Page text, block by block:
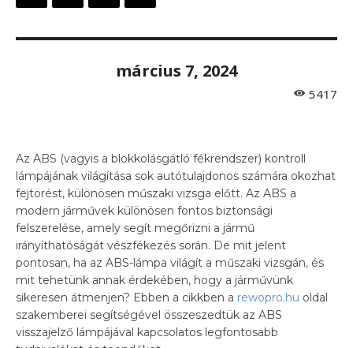
március 7, 2024
5417
Az ABS (vagyis a blokkolásgátló fékrendszer) kontroll
lámpájának világítása sok autótulajdonos számára okozhat
fejtörést, különösen műszaki vizsga előtt. Az ABS a
modern járművek különösen fontos biztonsági
felszerelése, amely segít megőrizni a jármű
irányíthatóságát vészfékezés során. De mit jelent
pontosan, ha az ABS-lámpa világít a műszaki vizsgán, és
mit tehetünk annak érdekében, hogy a járművünk
sikeresen átmenjen? Ebben a cikkben a rewopro.hu oldal
szakemberei segítségével összeszedtük az ABS
visszajelző lámpájával kapcsolatos legfontosabb